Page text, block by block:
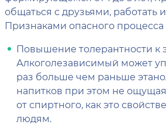
общаться с друзьями, работать
Признаками опасного процесса
Повышение толерантности к
Алкоголезависимый может
раз больше чем раньше
напитков при этом не
от спиртного, как это
людям.